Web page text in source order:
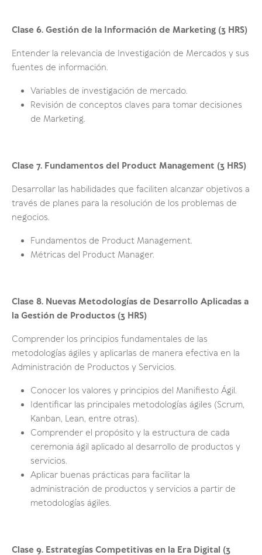
Clase 6. Gestión de la Información de Marketing (3 HRS)
Entender la relevancia de Investigación de Mercados y sus
fuentes de información.
Variables de investigación de mercado.
Revisión de conceptos claves para tomar decisiones
de Marketing.
Clase 7. Fundamentos del Product Management (3 HRS)
Desarrollar las habilidades que faciliten alcanzar objetivos a
través de planes para la resolución de los problemas de
negocios.
Fundamentos de Product Management.
Métricas del Product Manager.
Clase 8. Nuevas Metodologías de Desarrollo Aplicadas a
la Gestión de Productos (3 HRS)
Comprender los principios fundamentales de las
metodologías ágiles y aplicarlas de manera efectiva en la
Administración de Productos y Servicios.
Conocer los valores y principios del Manifiesto Ágil.
Identificar las principales metodologías ágiles (Scrum,
Kanban, Lean, entre otras).
Comprender el propósito y la estructura de cada
ceremonia ágil aplicado al desarrollo de productos y
servicios.
Aplicar buenas prácticas para facilitar la
administración de productos y servicios a partir de
metodologías ágiles.
Clase 9. Estrategías Competitivas en la Era Digital (3